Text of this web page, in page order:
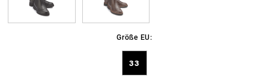
Größe EU:
33